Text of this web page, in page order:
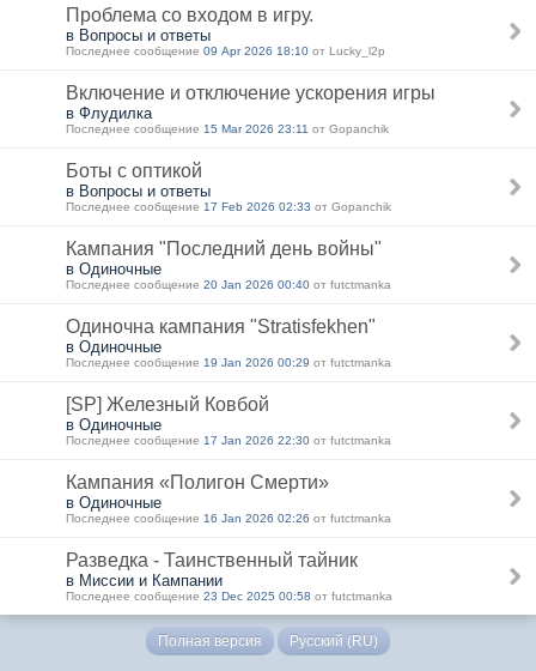
Проблема со входом в игру.
в Вопросы и ответы
Последнее сообщение 09 Apr 2026 18:10 от Lucky_l2p
Включение и отключение ускорения игры
в Флудилка
Последнее сообщение 15 Mar 2026 23:11 от Gopanchik
Боты с оптикой
в Вопросы и ответы
Последнее сообщение 17 Feb 2026 02:33 от Gopanchik
Кампания "Последний день войны"
в Одиночные
Последнее сообщение 20 Jan 2026 00:40 от futctmanka
Одиночна кампания "Stratisfekhen"
в Одиночные
Последнее сообщение 19 Jan 2026 00:29 от futctmanka
[SP] Железный Ковбой
в Одиночные
Последнее сообщение 17 Jan 2026 22:30 от futctmanka
Кампания «Полигон Смерти»
в Одиночные
Последнее сообщение 16 Jan 2026 02:26 от futctmanka
Разведка - Таинственный тайник
в Миссии и Кампании
Последнее сообщение 23 Dec 2025 00:58 от futctmanka
Полная версия Русский (RU)